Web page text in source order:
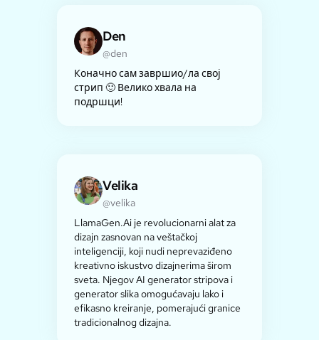
Den
@den
Коначно сам завршио/ла свој
стрип 🙂 Велико хвала на
подршци!
Velika
@velika
LlamaGen.Ai je revolucionarni alat za
dizajn zasnovan na veštačkoj
inteligenciji, koji nudi neprevaziđeno
kreativno iskustvo dizajnerima širom
sveta. Njegov AI generator stripova i
generator slika omogućavaju lako i
efikasno kreiranje, pomerajući granice
tradicionalnog dizajna.